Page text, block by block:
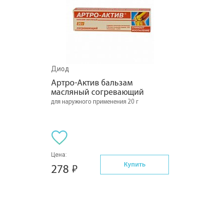
Диод
Артро-Актив бальзам
масляный согревающий
для наружного применения 20 г
Цена:
278 Купить